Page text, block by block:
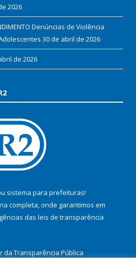
2026
Denúncias de Violência
30 de abril de 2026
de 2026
sistema para prefeituras!
completa, onde garantimos em
das leis de transparência
da Transparência Pública